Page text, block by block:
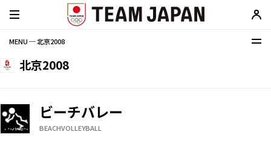
MENU ─ 北京2008
北京2008
ビーチバレー
BEACHVOLLEYBALL